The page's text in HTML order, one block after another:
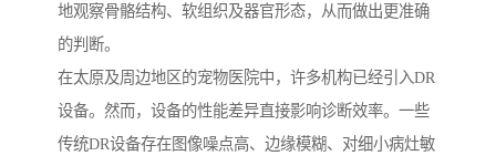
地观察骨骼结构、软组织及器官形态，从而做出更准确
的判断。
在太原及周边地区的宠物医院中，许多机构已经引入DR
设备。然而，设备的性能差异直接影响诊断效率。一些
传统DR设备存在图像噪点高、边缘模糊、对细小病灶敏